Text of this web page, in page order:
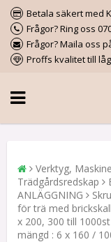
Betala säkert med
Frågor? Ring oss
Frågor? Maila oss
Proffs kvalitet till
Verktyg,
Trädgårdsredskap
ANLÄGGNING
för trä med
x 200, 300 till
mängd : 6 x 160 /